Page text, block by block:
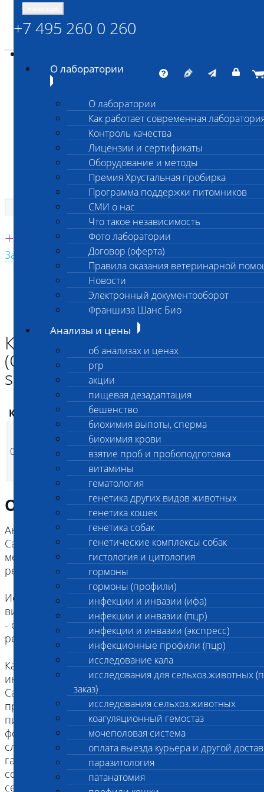
ШАНС БИО
Независимая ветеринарная лаборатория
Единая круглосуточная справочная
+7 495 260 0 260
Заказать звонок с сайта
+7 495 260 0 260
О лаборатории
О лаборатории
Как работает современная
Контроль качества
Лицензии и сертификаты
Оборудование и методы
Премия Хрустальная пробирка
Программа поддержки питомников
СМИ о нас
Что такое независимость
Фото лаборатории
Договор (оферта)
Правила оказания ветеринарной
Новости
Электронный документооборот
Франшиза Шанс Био
Анализы и цены
об анализах и ценах
prp
акции
пищевая дезадаптация
бешенство
биохимия выпоты, сперма
биохимия крови
взятие проб и пробоподготовка
витамины
гематология
генетика других видов животных
генетика кошек
генетика собак
генетические комплексы собак
гистология и цитология
гормоны
гормоны (профили)
инфекции и инвазии (ифа)
инфекции и инвазии (пцр)
инфекции и инвазии (экспресс)
инфекционные профили (пцр)
исследование кала
исследования для сельхоз.животных
заказ)
исследования сельхоз.животных
коагуляционный гемостаз
мочеполовая система
оплата выезда курьера и другой
паразитология
патанатомия
Главная страница
Анализы и цены
ИНФЕКЦИИ И ИНВАЗИИ (ПЦР)
Кампилобактериоз (Campylobacter spp/Campylobacter jejuni)
Кампилобактериоз
(Campylobacter
spp/Campylobacter jejuni) ПЦР
Код Наименование услуг Цена, руб.
050
Кампилобактериоз
(Campylobacter
spp/Campylobacter
jejuni) ПЦР
1 600p (Время исполнения
Описание исследования
Анализ позволяет дифференциовать ДНК
Campylobacter spp и ДНК Campylobacter jejuni
методом полимеразной цепной реакции (ПЦР) в
режиме реального времени.
Исследование предназначено для следующих
видов животных:
- собаки, кошки, лошади, с/х животные, птицы,
рептилии
Кампилобактериоз – острая зоонозная
инфекция, вызываемая энтеробактериями
Campylobacter и протекающая с
преимущественным поражением
пищеварительноготракта. Локализованная
форма кампилобактериоза в большинстве
случаев протекает по типу гастроэнтерита или
гастроэнтероколита; генерализованная форма
сопровождается развитием септицемии или
септикопиемии.